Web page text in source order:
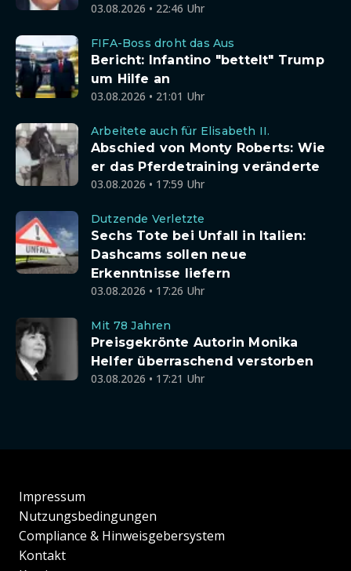
03.08.2026 • 22:46 Uhr
FIFA-Boss droht das Aus
Bericht: Infantino "bettelt" Trump
um Hilfe an
03.08.2026 • 21:01 Uhr
Arbeitete auch für Elisabeth II.
Abschied von Monty Roberts: Wie
er das Pferdetraining veränderte
03.08.2026 • 17:59 Uhr
Dutzende Verletzte
Sechs Tote bei Unfall in Italien:
Dashcams sollen neue
Erkenntnisse liefern
03.08.2026 • 17:26 Uhr
Mit 78 Jahren
Preisgekrönte Autorin Monika
Helfer überraschend verstorben
03.08.2026 • 17:21 Uhr
Impressum
Nutzungsbedingungen
Compliance & Hinweisgebersystem
Kontakt